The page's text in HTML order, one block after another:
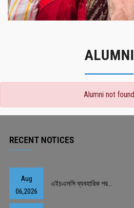
ALUMNI
Alumni not found
RECENT NOTICES
Aug
06,2026
এইচএসসি ব্যবহারিক পর...